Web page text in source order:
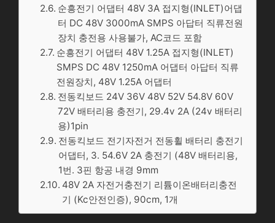
순흥전기 어댑터 48V 3A 접지형(INLET)어댑
터 DC 48V 3000mA SMPS 아답터 직류전원
장치 충전용 사용불가, AC코드 포함
순흥전기 어댑터 48V 1.25A 접지형(INLET)
SMPS DC 48V 1250mA 어댑터 아답터 직류
전원장치, 48V 1.25A 어댑터
전동킥보드 24V 36V 48V 52V 54.8V 60V
72V 배터리용 충전기, 29.4v 2A (24v 배터리
용)1pin
전동킥보드 전기자전거 전동휠 배터리 충전기
어댑터, 3. 54.6V 2A 충전기 (48V 배터리용,
1번. 3핀 항공 내경 9mm
48V 2A 자전거충전기 리튬이온배터리충전
기 (Kc안전인증), 90cm, 1개